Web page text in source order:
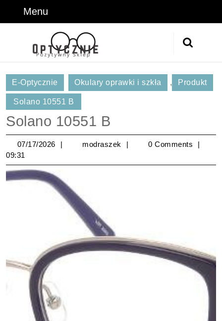
Menu
E-Optycznie Okulary oprawki i szkła , Produkt
Solano 10551 B
Solano 10551 B
07/17/2026 07/17/2026
modraszek modraszek
0 Comments
09:31